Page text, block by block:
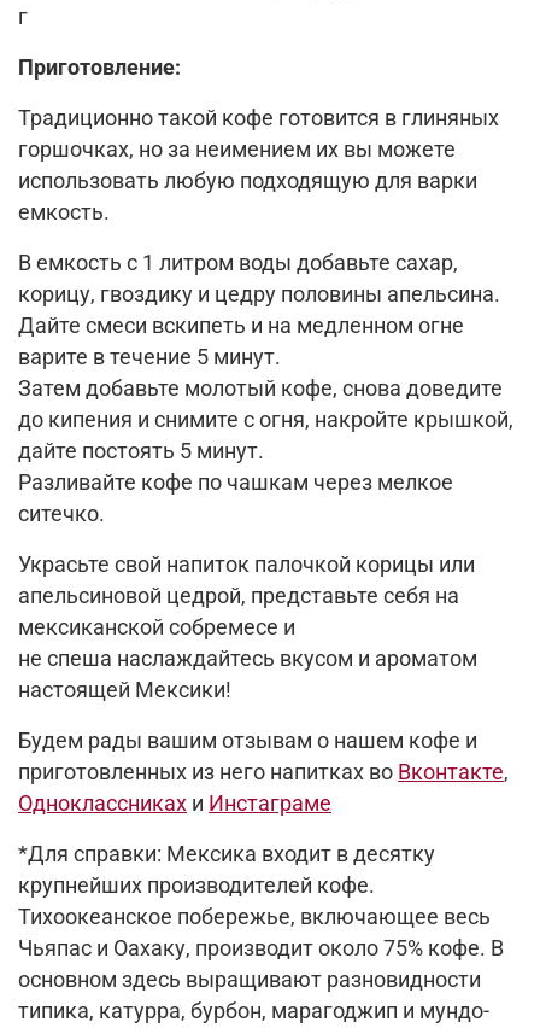
г
Приготовление:
Традиционно такой кофе готовится в глиняных
горшочках, но за неимением их вы можете
использовать любую подходящую для варки
емкость.
В емкость с 1 литром воды добавьте сахар,
корицу, гвоздику и цедру половины апельсина.
Дайте смеси вскипеть и на медленном огне
варите в течение 5 минут.
Затем добавьте молотый кофе, снова доведите
до кипения и снимите с огня, накройте крышкой,
дайте постоять 5 минут.
Разливайте кофе по чашкам через мелкое
ситечко.
Украсьте свой напиток палочкой корицы или
апельсиновой цедрой, представьте себя на
мексиканской собремесе и
не спеша наслаждайтесь вкусом и ароматом
настоящей Мексики!
Будем рады вашим отзывам о нашем кофе и
приготовленных из него напитках во Вконтакте,
Одноклассниках и Инстаграме
*Для справки: Мексика входит в десятку
крупнейших производителей кофе.
Тихоокеанское побережье, включающее весь
Чьяпас и Оахаку, производит около 75% кофе. В
основном здесь выращивают разновидности
типика, катурра, бурбон, марагоджип и мундо-